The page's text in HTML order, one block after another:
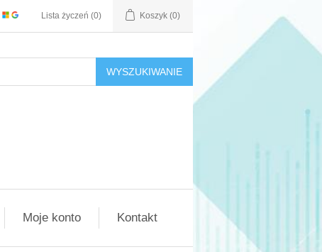
Lista życzeń (0) Koszyk (0)
WYSZUKIWANIE
Moje konto Kontakt